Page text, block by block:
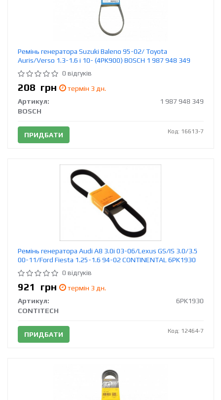
Ремінь генератора Suzuki Baleno 95-02/ Toyota
Auris/Verso 1.3-1.6 i 10- (4PK900) BOSCH 1 987 948 349
0 відгуків
208 грн
термін 3 дн.
Артикул:
1 987 948 349
BOSCH
ПРИДБАТИ Код: 16613-7
Ремінь генератора Audi A8 3.0i 03-06/Lexus GS/IS 3.0/3.5
00-11/Ford Fiesta 1.25-1.6 94-02 CONTINENTAL 6PK1930
0 відгуків
921 грн
термін 3 дн.
Артикул:
6PK1930
CONTITECH
ПРИДБАТИ Код: 12464-7